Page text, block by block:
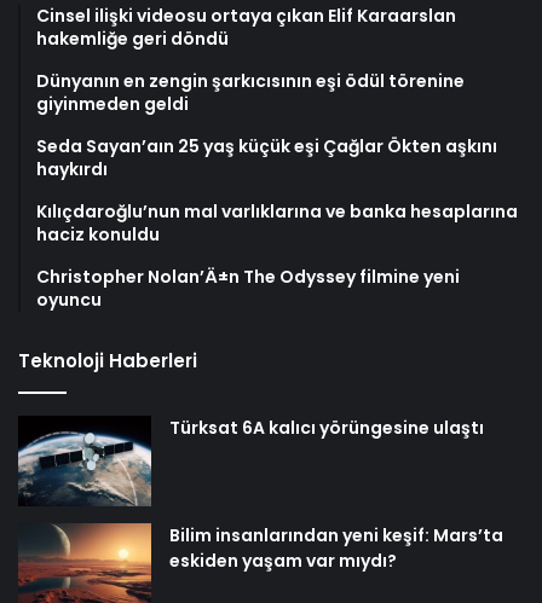
Cinsel ilişki videosu ortaya çıkan Elif Karaarslan
hakemliğe geri döndü
Dünyanın en zengin şarkıcısının eşi ödül törenine
giyinmeden geldi
Seda Sayan’aın 25 yaş küçük eşi Çağlar Ökten aşkını
haykırdı
Kılıçdaroğlu’nun mal varlıklarına ve banka hesaplarına
haciz konuldu
Christopher Nolan’Ä±n The Odyssey filmine yeni
oyuncu
Teknoloji Haberleri
Türksat 6A kalıcı yörüngesine ulaştı
Bilim insanlarından yeni keşif: Mars’ta
eskiden yaşam var mıydı?